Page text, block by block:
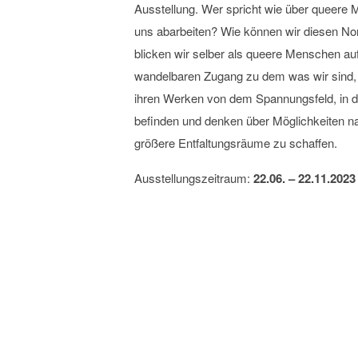
Ausstellung. Wer spricht wie über queere
uns abarbeiten? Wie können wir diesen
blicken wir selber als queere Menschen
wandelbaren Zugang zu dem was wir
ihren Werken von dem Spannungsfeld, in
befinden und denken über Möglichkeiten
größere Entfaltungsräume zu schaffen.
Ausstellungszeitraum: 22.06. – 22.11.2023